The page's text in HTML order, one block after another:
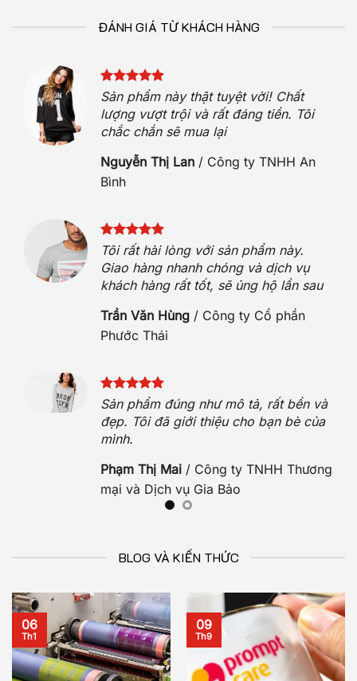
ĐÁNH GIÁ TỪ KHÁCH HÀNG
Sản phẩm này thật tuyệt vời! Chất
lượng vượt trội và rất đáng tiền. Tôi
chắc chắn sẽ mua lại
Nguyễn Thị Lan / Công ty TNHH An
Bình
Tôi rất hài lòng với sản phẩm này.
Giao hàng nhanh chóng và dịch vụ
khách hàng rất tốt, sẽ ủng hộ lần sau
Trần Văn Hùng / Công ty Cổ phần
Phước Thái
Sản phẩm đúng như mô tả, rất bền và
đẹp. Tôi đã giới thiệu cho bạn bè của
mình.
Phạm Thị Mai / Công ty TNHH Thương
mại và Dịch vụ Gia Bảo
BLOG VÀ KIẾN THỨC
06
Th1
09
Th9